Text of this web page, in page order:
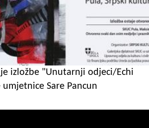
izložbe "Unutarnji odjeci/Echi
Sare Pancun